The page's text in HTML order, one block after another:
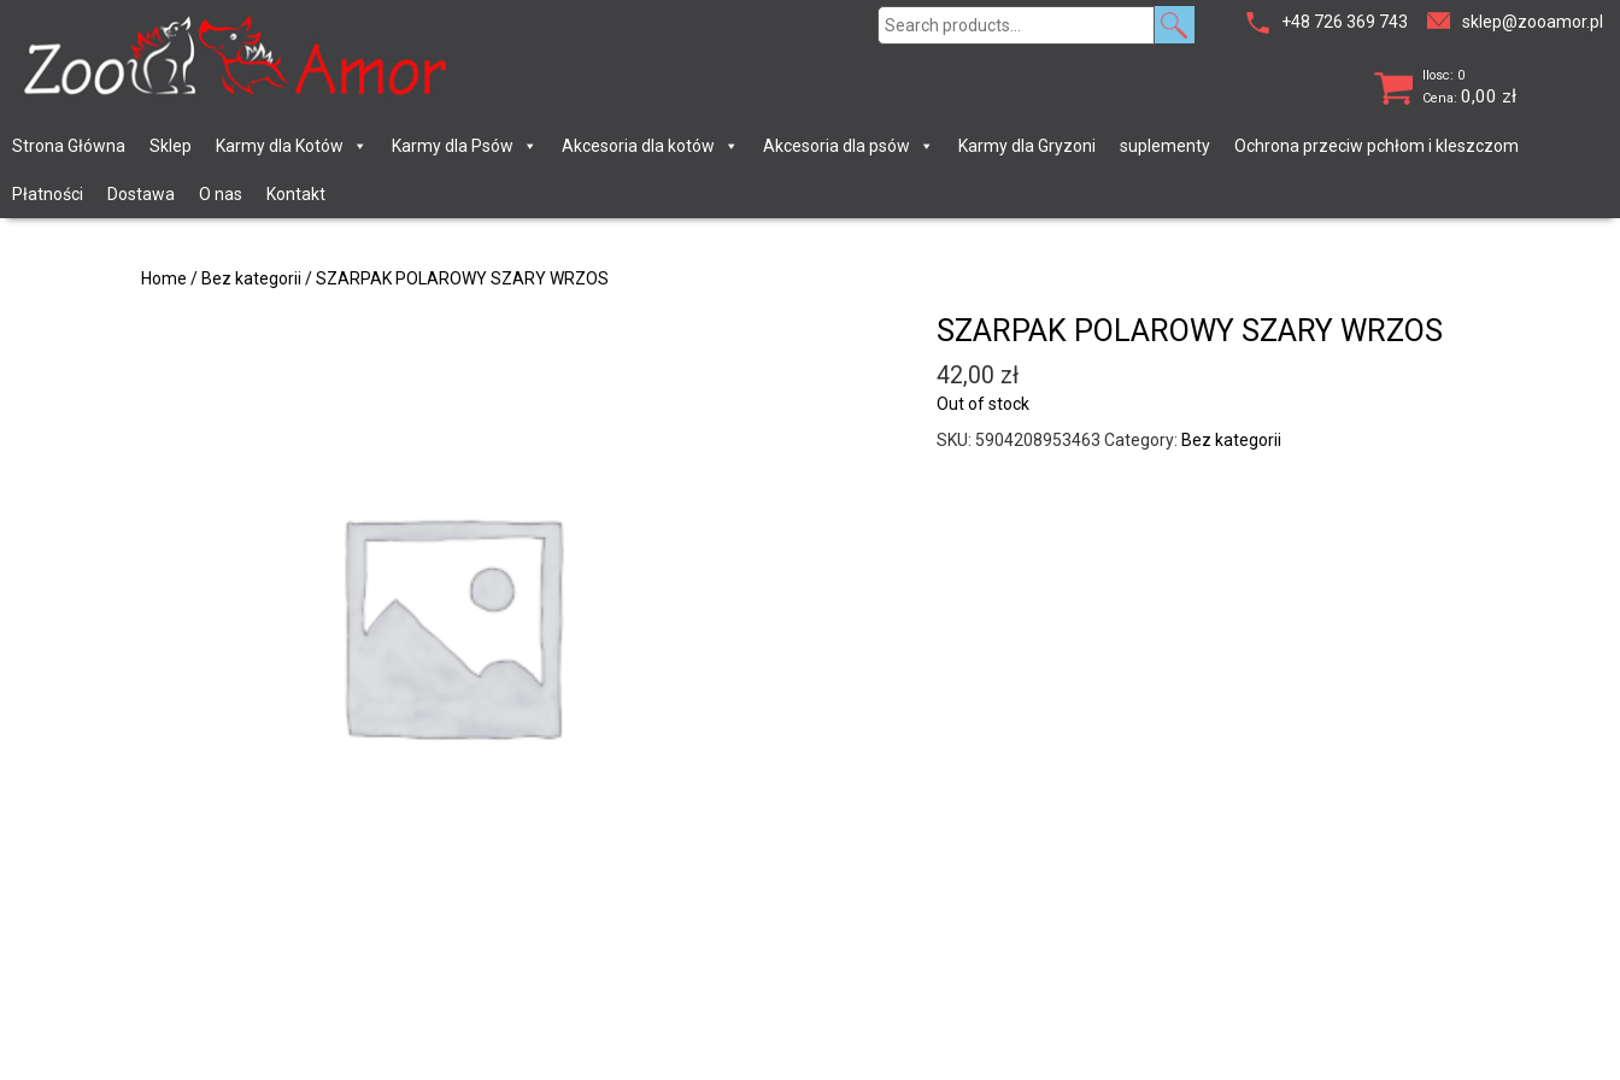
+48 726 369 743 sklep@zooamor.pl
Search
Ilosc: 0
Cena: 0,00 zł
Strona Główna Sklep Karmy dla Kotów Karmy dla Psów Akcesoria dla kotów Akcesoria dla psów Karmy dla Gryzoni suplementy Ochrona przeciw pchłom i kleszczom
Płatności Dostawa O nas Kontakt
Home / Bez kategorii / SZARPAK POLAROWY SZARY WRZOS
SZARPAK POLAROWY SZARY WRZOS
42,00 zł
Out of stock
SKU: 5904208953463 Category: Bez kategorii